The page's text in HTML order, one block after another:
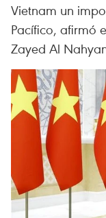
Vietnam un
Pacífico, afirmó
Zayed Al